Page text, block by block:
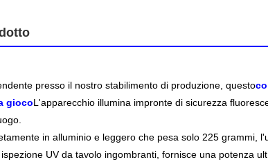
presso il nostro stabilimento di produzione, questo
giocoL'apparecchio illumina impronte di sicurezza
in alluminio e leggero che pesa solo 225 grammi,
UV da tavolo ingombranti, fornisce una potenza